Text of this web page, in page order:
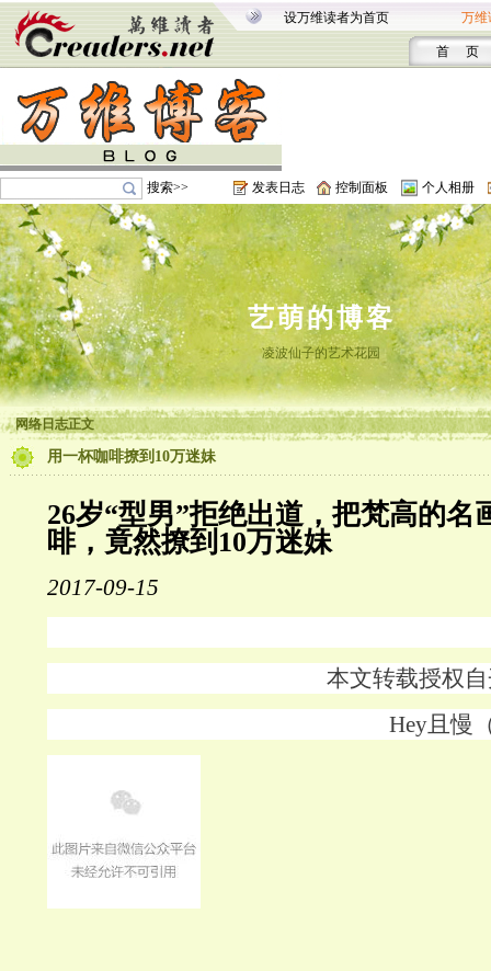
设万维读者为首页 万维
首 页
搜索>> 发表日志 控制面板 个人相册
艺萌的博客
凌波仙子的艺术花园
网络日志正文
用一杯咖啡撩到10万迷妹
26岁“型男”拒绝出道，把梵高的名
啡，竟然撩到10万迷妹
2017-09-15
本文转载授权
Hey且慢